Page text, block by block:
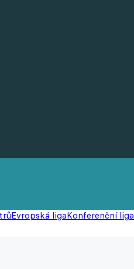
Evropská ligaKonferenční liga